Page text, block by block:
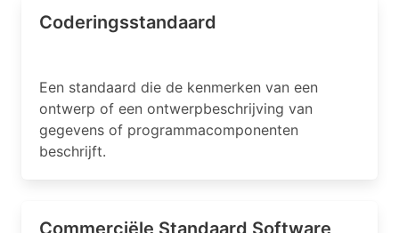
Coderingsstandaard
Een standaard die de kenmerken van een
ontwerp of een ontwerpbeschrijving van
gegevens of programmacomponenten
beschrijft.
Commerciële Standaard Software